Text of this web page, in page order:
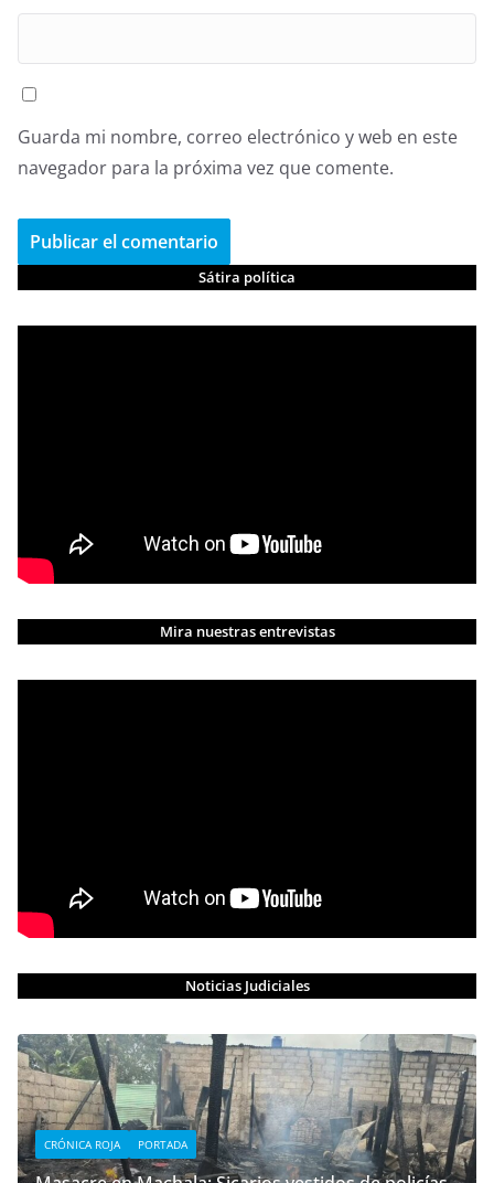
Guarda mi nombre, correo electrónico y web en este
navegador para la próxima vez que comente.
Sátira política
Mira nuestras entrevistas
Noticias Judiciales
CRÓNICA ROJA PORTADA